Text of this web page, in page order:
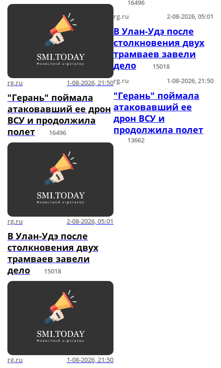
rg.ru 1-08-2026, 21:50
"Герань" поймала
атаковавший ее дрон
ВСУ и продолжила
полет
16496
rg.ru 2-08-2026, 05:01
В Улан-Удэ после
столкновения двух
трамваев завели
дело
15018
rg.ru 1-08-2026, 21:50
16496
rg.ru
2-08-2026, 05:01
В Улан-Удэ после
столкновения двух
трамваев завели
дело
15018
rg.ru
1-08-2026, 21:50
"Герань" поймала
атаковавший ее
дрон ВСУ и
продолжила полет
13662